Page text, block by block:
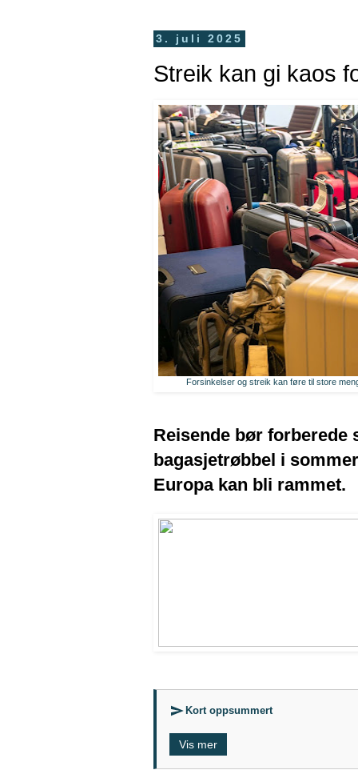
3. juli 2025
Streik kan gi kaos
Forsinkelser og streik kan føre til store
Reisende bør
bagasjetrøbbel i
Europa kan bli rammet.
Kort oppsummert
Vis mer